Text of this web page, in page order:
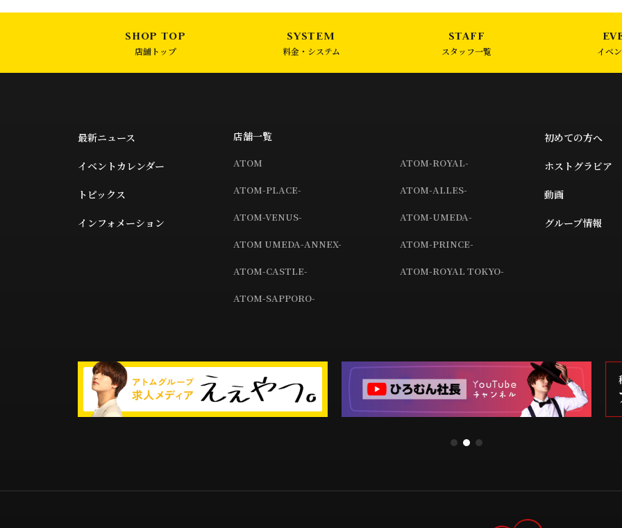
店舗トップ 料金・システム スタッフ一覧 イベ
最新ニュース
イベントカレンダー
トピックス
インフォメーション
店舗一覧
ATOM ATOM-ROYAL-
ATOM-PLACE- ATOM-ALLES-
ATOM-VENUS- ATOM-UMEDA-
ATOM UMEDA-ANNEX- ATOM-PRINCE-
ATOM-CASTLE- ATOM-ROYAL TOKYO-
ATOM-SAPPORO-
初めての方へ
ホストグラビア
動画
グループ情報